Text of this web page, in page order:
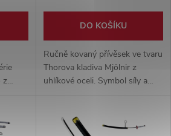
z
DO KOŠÍKU
Ručně kovaný přívěsek ve tvaru
Thorova kladiva Mjölnir z
uhlíkové oceli. Symbol síly a
ruční práce.